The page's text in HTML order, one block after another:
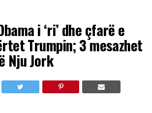
i ‘ri’ dhe çfarë e
Trumpin; 3 mesazhet
Nju Jork